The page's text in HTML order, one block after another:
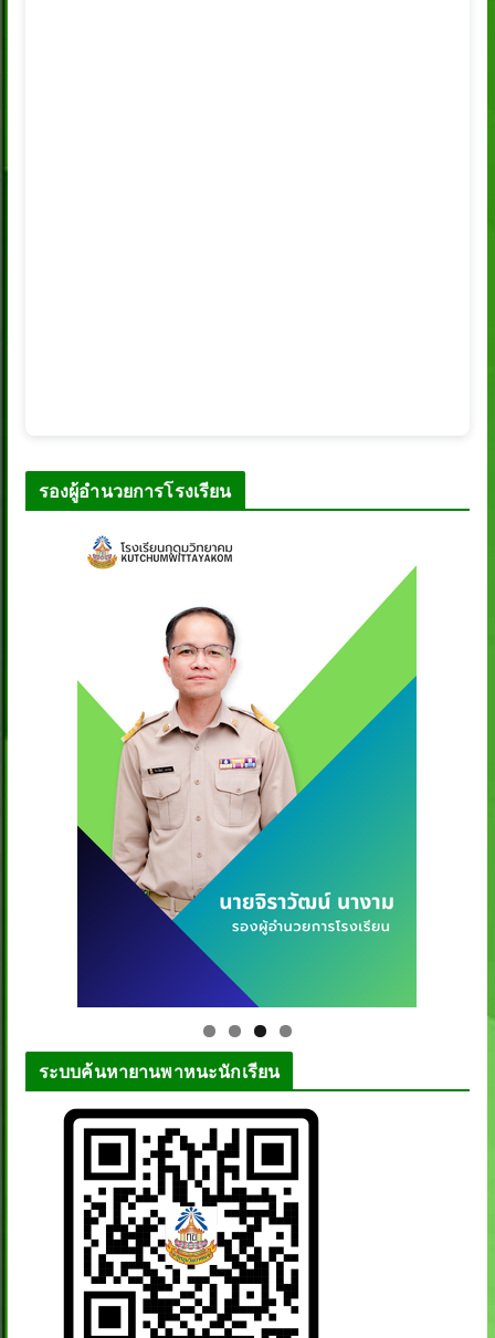
รองผู้อำนวยการโรงเรียน
ระบบค้นหายานพาหนะนักเรียน